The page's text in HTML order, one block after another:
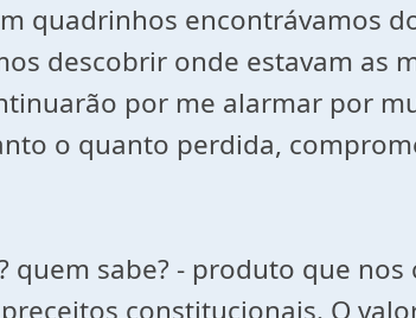
quadrinhos encontrávamos
descobrir onde estavam as
por me alarmar por
o quanto perdida,
quem sabe? - produto que
constitucionais. O